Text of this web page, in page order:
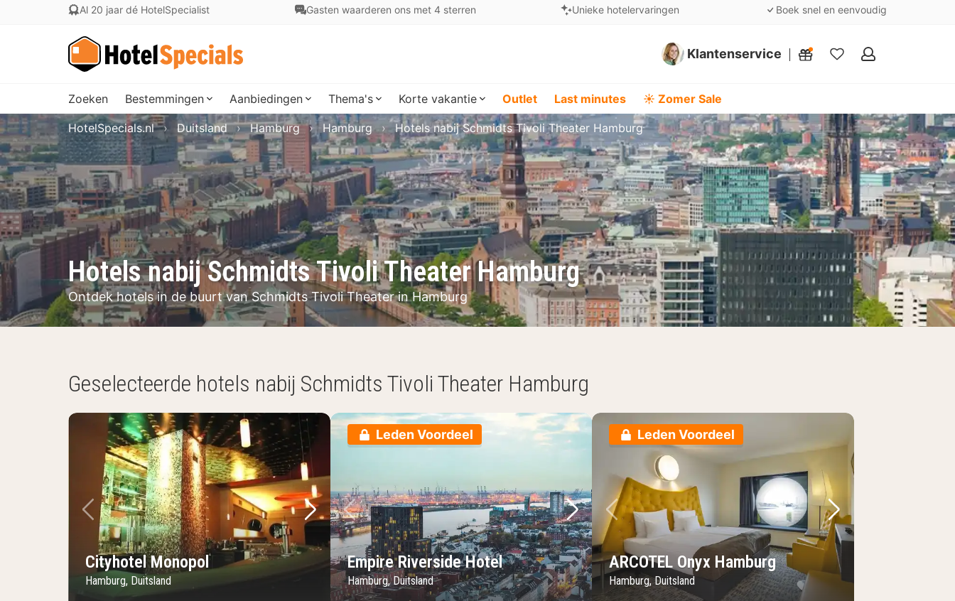
Al 20 jaar dé HotelSpecialist Gasten waarderen ons met 4 sterren Unieke hotelervaringen Boek snel en eenvoudig
Klantenservice
Mijn
Zoeken Bestemmingen Aanbiedingen Thema's Korte vakantie Outlet Last minutes ☀️ Zomer Sale
Hotels nabij Schmidts Tivoli Theater Hamburg
Ontdek hotels in de buurt van Schmidts Tivoli Theater in Hamburg
HotelSpecials.nl Duitsland Hamburg Hamburg Hotels nabij Schmidts Tivoli Theater Hamburg
Geselecteerde hotels nabij Schmidts Tivoli Theater Hamburg
Vorige foto
Volgende foto
Cityhotel Monopol
Hamburg, Duitsland
Leden Voordeel
Vorige foto
Volgende foto
Empire Riverside Hotel
Hamburg, Duitsland
Leden Voordeel
Vorige foto
Volgende foto
ARCOTEL Onyx Hamburg
Hamburg, Duitsland